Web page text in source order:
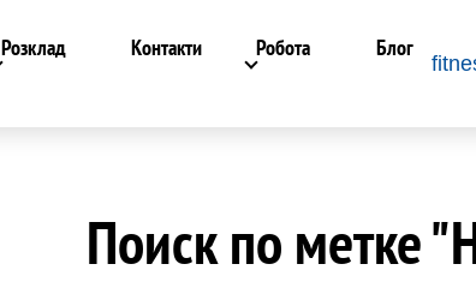
Розклад Контакти Робота Блог
Поиск по метке